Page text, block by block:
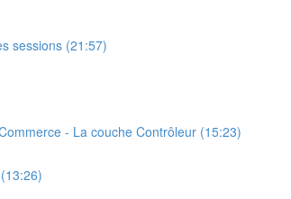
sessions (21:57)
- La couche Contrôleur (15:23)